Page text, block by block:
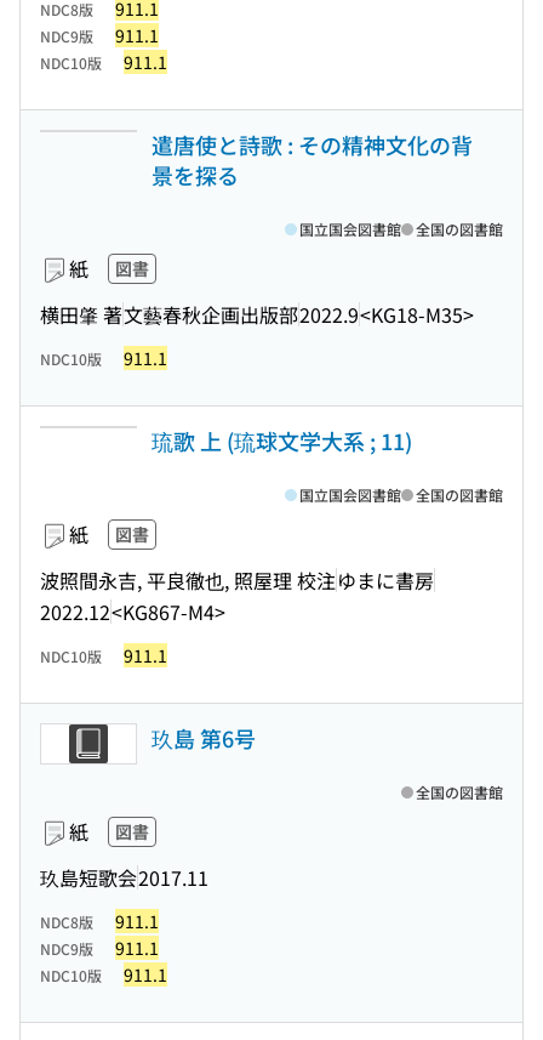
NDC8版 911.1
NDC9版 911.1
NDC10版 911.1
遣唐使と詩歌 : その精神文化の背
景を探る
紙 図書
横田肇 著文藝春秋企画出版部2022.9<KG18-M35>
国立国会図書館 全国の図書館
NDC10版 911.1
琉歌 上 (琉球文学大系 ; 11)
紙 図書
波照間永吉, 平良徹也, 照屋理 校注ゆまに書房
2022.12<KG867-M4>
国立国会図書館 全国の図書館
NDC10版 911.1
玖島 第6号
紙 図書
玖島短歌会2017.11
全国の図書館
NDC8版 911.1
NDC9版 911.1
NDC10版 911.1